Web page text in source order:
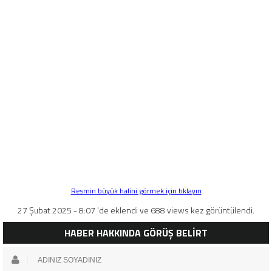
Resmin büyük halini görmek için tıklayın
27 Şubat 2025 - 8:07 'de eklendi ve 688 views kez görüntülendi.
HABER HAKKINDA GÖRÜŞ BELİRT